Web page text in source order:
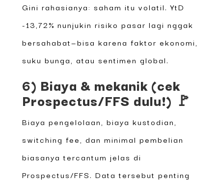
Gini rahasianya: saham itu volatil. YtD
-13,72% nunjukin risiko pasar lagi nggak
bersahabat—bisa karena faktor ekonomi,
suku bunga, atau sentimen global.
6) Biaya & mekanik (cek
Prospectus/FFS dulu!) 🚩
Biaya pengelolaan, biaya kustodian,
switching fee, dan minimal pembelian
biasanya tercantum jelas di
Prospectus/FFS. Data tersebut penting